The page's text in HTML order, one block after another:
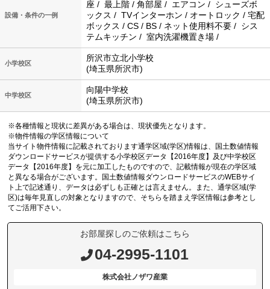
設備・条件の一例
座 / 最上階 / 角部屋 / エアコン / シューズボ
ックス / TVインターホン / オートロック / 宅配
ボックス / CS / BS / ネット使用料不要 / シス
テムキッチン / 室内洗濯機置き場 /
小学校区
所沢市立北小学校
(埼玉県所沢市)
中学校区
向陽中学校
(埼玉県所沢市)
※各種情報と現状に差異がある場合は、現状優先となります。
※物件情報の学区情報について
当サイト物件情報に記載されております通学区域(学区)情報は、国土数値情報
ダウンロードサービスが提供する小学校区データ【2016年度】及び中学校区
データ【2016年度】を元に加工したものですので、記載情報が現在の学区域
と異なる場合がございます。国土数値情報ダウンロードサービスのWEBサイ
ト上で記述通り、データは必ずしも正確とは言えません。また、通学区域(学
区)は毎年見直しの対象となりますので、そちらを踏まえ学区情報は参考とし
てご活用下さい。
お部屋探しのご依頼はこちら
04-2995-1101
株式会社ノザワ産業